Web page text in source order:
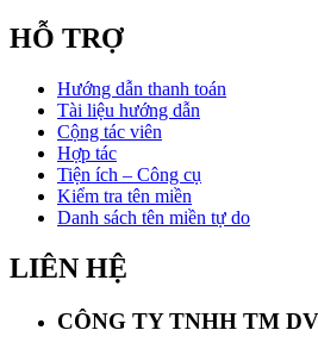
HỖ TRỢ
Hướng dẫn thanh toán
Tài liệu hướng dẫn
Cộng tác viên
Hợp tác
Tiện ích – Công cụ
Kiểm tra tên miền
Danh sách tên miền tự do
LIÊN HỆ
CÔNG TY TNHH TM